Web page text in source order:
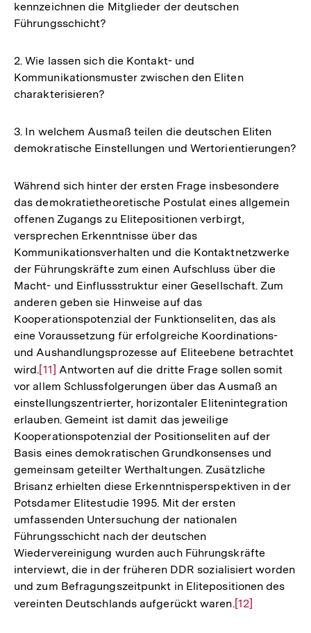
kennzeichnen die Mitglieder der deutschen
Führungsschicht?
2. Wie lassen sich die Kontakt- und
Kommunikationsmuster zwischen den Eliten
charakterisieren?
3. In welchem Ausmaß teilen die deutschen Eliten
demokratische Einstellungen und Wertorientierungen?
Während sich hinter der ersten Frage insbesondere
das demokratietheoretische Postulat eines allgemein
offenen Zugangs zu Elitepositionen verbirgt,
versprechen Erkenntnisse über das
Kommunikationsverhalten und die Kontaktnetzwerke
der Führungskräfte zum einen Aufschluss über die
Macht- und Einflussstruktur einer Gesellschaft. Zum
anderen geben sie Hinweise auf das
Kooperationspotenzial der Funktionseliten, das als
eine Voraussetzung für erfolgreiche Koordinations-
und Aushandlungsprozesse auf Eliteebene betrachtet
wird.Zur
Auflösung
der
Fußnote
[11] Antworten auf die dritte Frage sollen somit
vor allem Schlussfolgerungen über das Ausmaß an
einstellungszentrierter, horizontaler Elitenintegration
erlauben. Gemeint ist damit das jeweilige
Kooperationspotenzial der Positionseliten auf der
Basis eines demokratischen Grundkonsenses und
gemeinsam geteilter Werthaltungen. Zusätzliche
Brisanz erhielten diese Erkenntnisperspektiven in der
Potsdamer Elitestudie 1995. Mit der ersten
umfassenden Untersuchung der nationalen
Führungsschicht nach der deutschen
Wiedervereinigung wurden auch Führungskräfte
interviewt, die in der früheren DDR sozialisiert worden
und zum Befragungszeitpunkt in Elitepositionen des
vereinten Deutschlands aufgerückt waren.Zur
[12]